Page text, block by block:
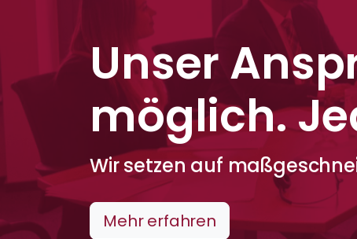
Unser
möglich.
Wir setzen auf
Mehr erfahren